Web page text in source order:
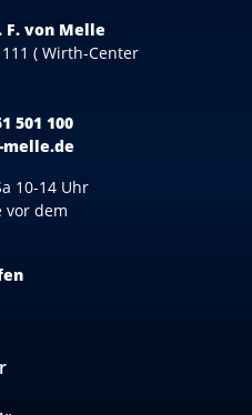
von Melle
( Wirth-Center
501 100
10-14 Uhr
vor dem